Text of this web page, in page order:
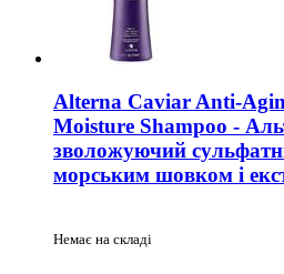
Alterna Caviar Anti-
Moisture Shampoo -
зволожуючий
морським шовком і
Немає на складі